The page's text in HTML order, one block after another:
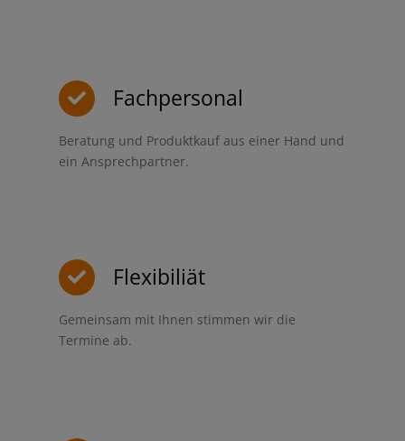
Fachpersonal
Beratung und Produktkauf aus einer Hand und
ein Ansprechpartner.
Flexibiliät
Gemeinsam mit Ihnen stimmen wir die
Termine ab.